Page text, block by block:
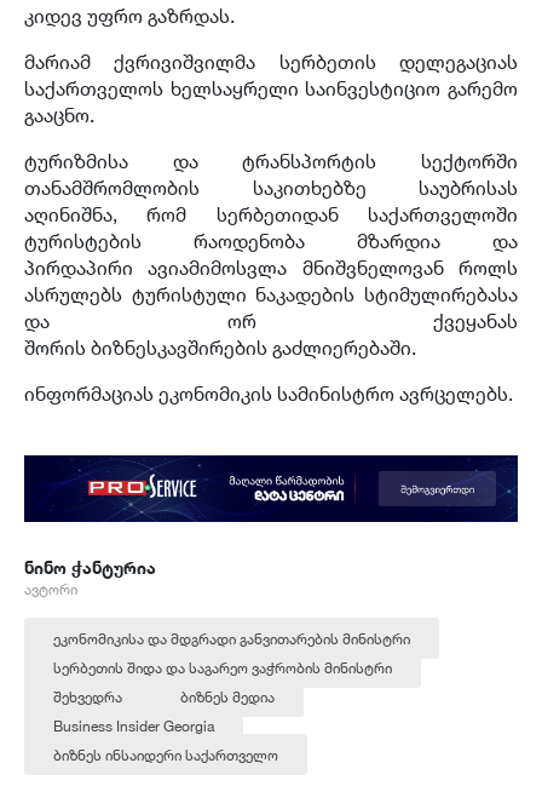
კიდევ უფრო გაზრდას.
მარიამ ქვრივიშვილმა სერბეთის დელეგაციას
საქართველოს ხელსაყრელი საინვესტიციო გარემო
გააცნო.
ტურიზმისა და ტრანსპორტის სექტორში
თანამშრომლობის საკითხებზე საუბრისას
აღინიშნა, რომ სერბეთიდან საქართველოში
ტურისტების რაოდენობა მზარდია და
პირდაპირიავიამიმოსვლა მნიშვნელოვან როლს
ასრულებს ტურისტული ნაკადების სტიმულირებასა
და ორ ქვეყანას
შორის ბიზნესკავშირების გაძლიერებაში.
ინფორმაციას ეკონომიკის სამინისტრო ავრცელებს.
ნინო ჭანტურია
ავტორი
ეკონომიკისა და მდგრადი განვითარების მინისტრი
სერბეთის შიდა და საგარეო ვაჭრობის მინისტრი
შეხვედრა
ბიზნეს მედია
Business Insider Georgia
ბიზნეს ინსაიდერი საქართველო